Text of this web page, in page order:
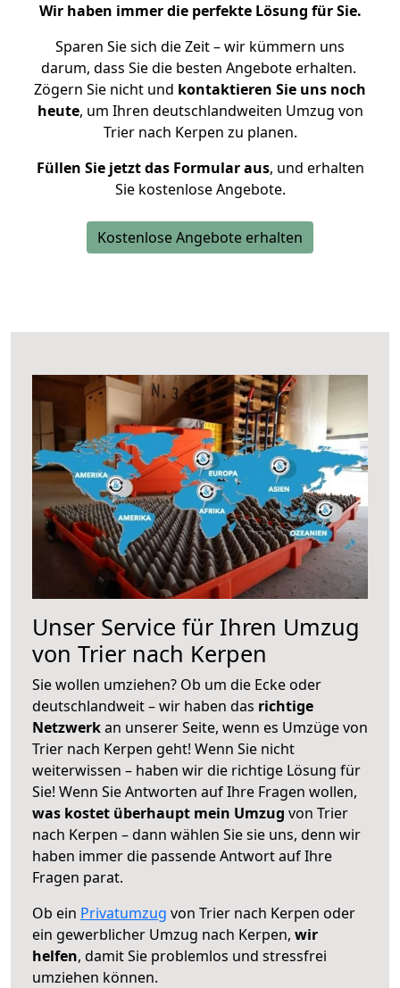
Wir haben immer die perfekte Lösung für Sie.
Sparen Sie sich die Zeit – wir kümmern uns
darum, dass Sie die besten Angebote erhalten.
Zögern Sie nicht und kontaktieren Sie uns noch
heute, um Ihren deutschlandweiten Umzug von
Trier nach Kerpen zu planen.
Füllen Sie jetzt das Formular aus, und erhalten
Sie kostenlose Angebote.
Kostenlose Angebote erhalten
Unser Service für Ihren Umzug
von Trier nach Kerpen
Sie wollen umziehen? Ob um die Ecke oder
deutschlandweit – wir haben das richtige
Netzwerkan unserer Seite, wenn es Umzüge von
Trier nach Kerpen geht! Wenn Sie nicht
weiterwissen – haben wir die richtige Lösung für
Sie! Wenn Sie Antworten auf Ihre Fragen wollen,
was kostet überhaupt mein Umzug von Trier
nach Kerpen – dann wählen Sie sie uns, denn wir
haben immer die passende Antwort auf Ihre
Fragen parat.
Ob ein Privatumzug von Trier nach Kerpen oder
ein gewerblicher Umzug nach Kerpen, wir
helfen, damit Sie problemlos und stressfrei
umziehen können.